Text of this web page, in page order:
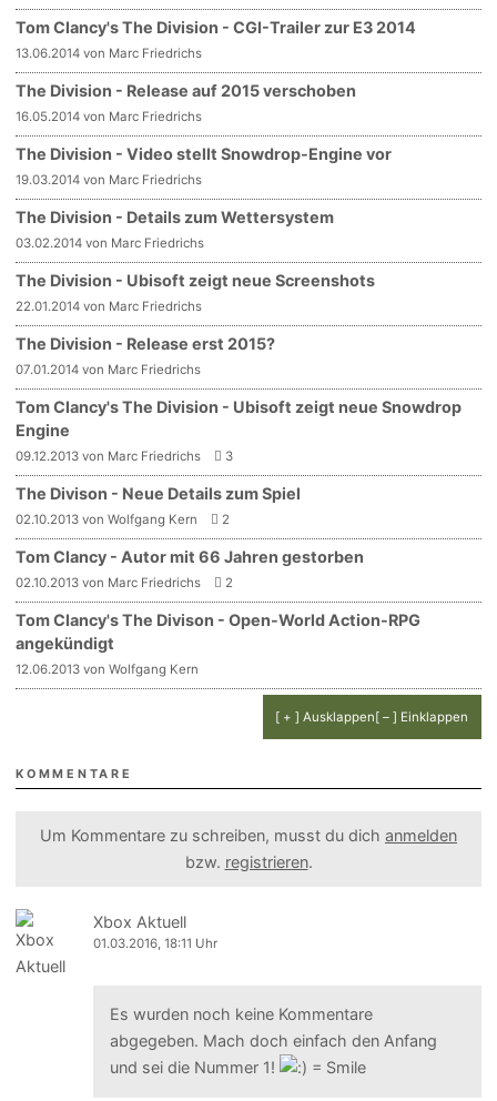
Tom Clancy's The Division - CGI-Trailer zur E3 2014
13.06.2014 von Marc Friedrichs
The Division - Release auf 2015 verschoben
16.05.2014 von Marc Friedrichs
The Division - Video stellt Snowdrop-Engine vor
19.03.2014 von Marc Friedrichs
The Division - Details zum Wettersystem
03.02.2014 von Marc Friedrichs
The Division - Ubisoft zeigt neue Screenshots
22.01.2014 von Marc Friedrichs
The Division - Release erst 2015?
07.01.2014 von Marc Friedrichs
Tom Clancy's The Division - Ubisoft zeigt neue Snowdrop
Engine
09.12.2013 von Marc Friedrichs 3
The Divison - Neue Details zum Spiel
02.10.2013 von Wolfgang Kern 2
Tom Clancy - Autor mit 66 Jahren gestorben
02.10.2013 von Marc Friedrichs 2
Tom Clancy's The Divison - Open-World Action-RPG
angekündigt
12.06.2013 von Wolfgang Kern
[ + ] Ausklappen[ – ] Einklappen
KOMMENTARE
Um Kommentare zu schreiben, musst du dich anmelden
bzw. registrieren.
Xbox Aktuell
01.03.2016, 18:11 Uhr
Es wurden noch keine Kommentare
abgegeben. Mach doch einfach den Anfang
und sei die Nummer 1!